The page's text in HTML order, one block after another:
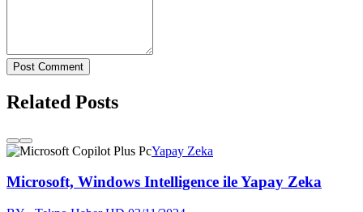
Post Comment
Related Posts
Yapay Zeka
Microsoft, Windows Intelligence ile Yapay Zeka